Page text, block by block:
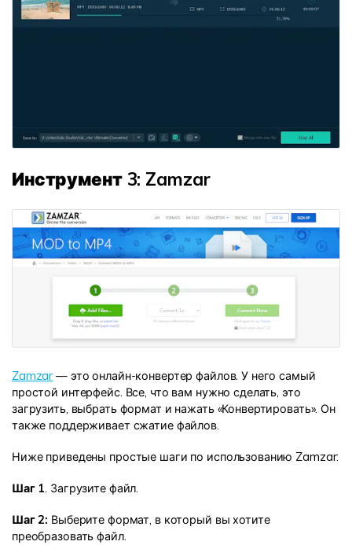
Инструмент 3: Zamzar
Zamzar — это онлайн-конвертер файлов. У него самый
простой интерфейс. Все, что вам нужно сделать, это
загрузить, выбрать формат и нажать «Конвертировать». Он
также поддерживает сжатие файлов.
Ниже приведены простые шаги по использованию Zamzar:
Шаг 1. Загрузите файл.
Шаг 2: Выберите формат, в который вы хотите
преобразовать файл.